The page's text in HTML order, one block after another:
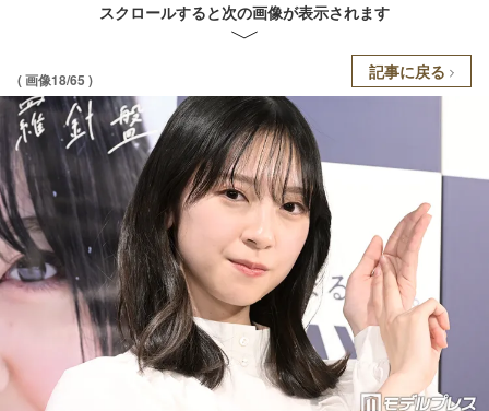
スクロールすると次の画像が表示されます
( 画像18/65 ) 記事に戻る